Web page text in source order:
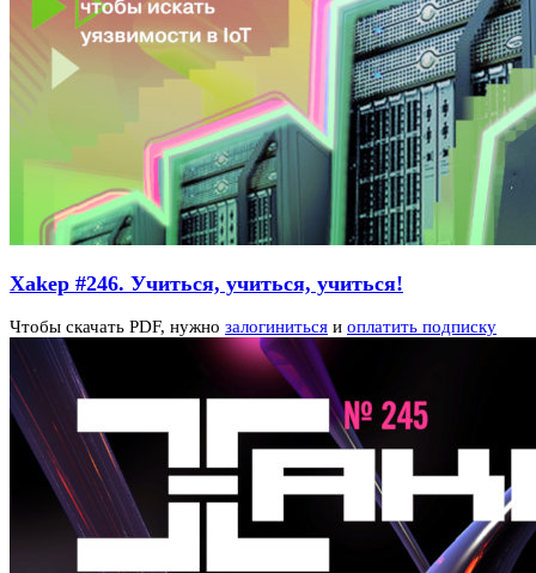
Xakep #246. Учиться, учиться, учиться!
Чтобы скачать PDF, нужно залогиниться и оплатить подписку